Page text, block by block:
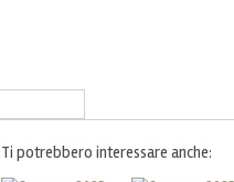
Ti potrebbero interessare anche: